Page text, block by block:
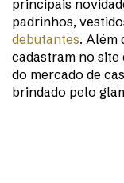
principais
padrinhos,
debutantes. Além
cadastram no
do mercado de
brindado pelo